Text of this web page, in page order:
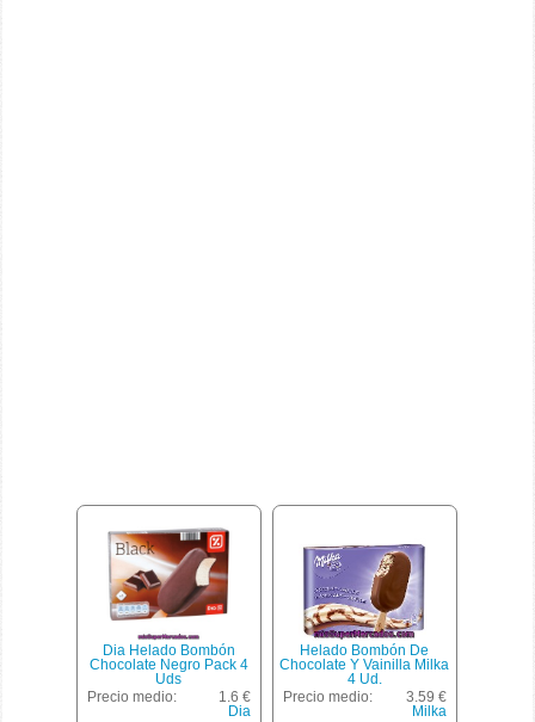
Dia Helado Bombón
Chocolate Negro Pack 4
Uds
Precio medio:
1.6 €
Dia
Helado Bombón De
Chocolate Y Vainilla Milka
4 Ud.
Precio medio:
3.59 €
Milka